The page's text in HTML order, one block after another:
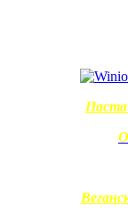
Паста